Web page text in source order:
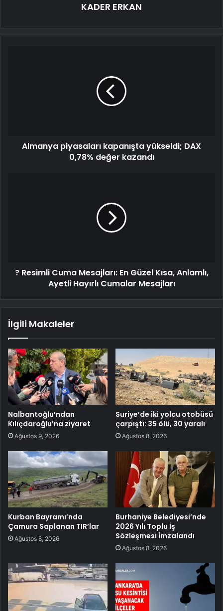
KADER ERKAN
Almanya piyasaları kapanışta yükseldi; DAX
0,78% değer kazandı
? Resimli Cuma Mesajları: En Güzel Kısa, Anlamlı,
Ayetli Hayırlı Cumalar Mesajları
İlgili Makaleler
Nalbantoğlu’ndan
Kılıçdaroğlu’na ziyaret
Ağustos 9, 2026
Suriye’de iki yolcu otobüsü
çarpıştı: 35 ölü, 30 yaralı
Ağustos 8, 2026
Kurban Bayramı’nda
Çamura Saplanan TIR’lar
Ağustos 8, 2026
Burhaniye Belediyesi’nde
2026 Yılı Toplu İş
Sözleşmesi İmzalandı
Ağustos 8, 2026